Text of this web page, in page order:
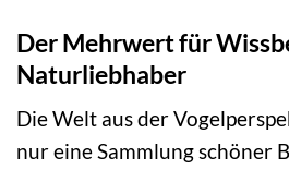
Der Mehrwert für
Naturliebhaber
Die Welt aus der
nur eine Sammlung schöner